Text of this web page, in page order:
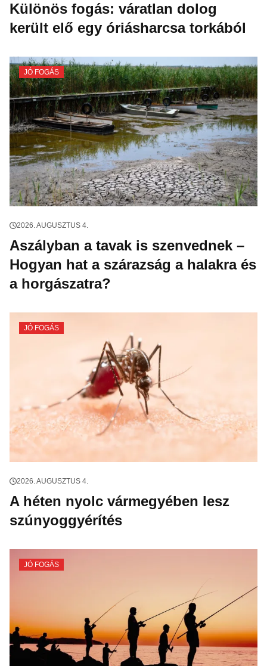
Különös fogás: váratlan dolog
került elő egy óriásharcsa torkából
JÓ FOGÁS
2026. AUGUSZTUS 4.
Aszályban a tavak is szenvednek –
Hogyan hat a szárazság a halakra és
a horgászatra?
JÓ FOGÁS
2026. AUGUSZTUS 4.
A héten nyolc vármegyében lesz
szúnyoggyérítés
JÓ FOGÁS